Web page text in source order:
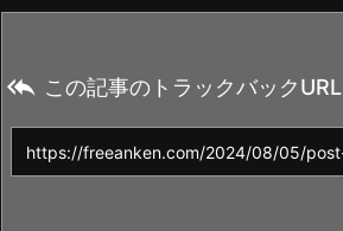
 この記事のトラックバックURL